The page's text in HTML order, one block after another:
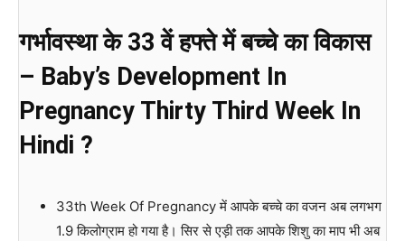
गर्भावस्था के 33 वें हफ्ते में बच्चे का विकास
– Baby’s Development In
Pregnancy Thirty Third Week In
Hindi ?
33th Week Of Pregnancy में आपके बच्चे का वजन अब लगभग
1.9 किलोग्राम हो गया है। सिर से एड़ी तक आपके शिशु का माप भी अब